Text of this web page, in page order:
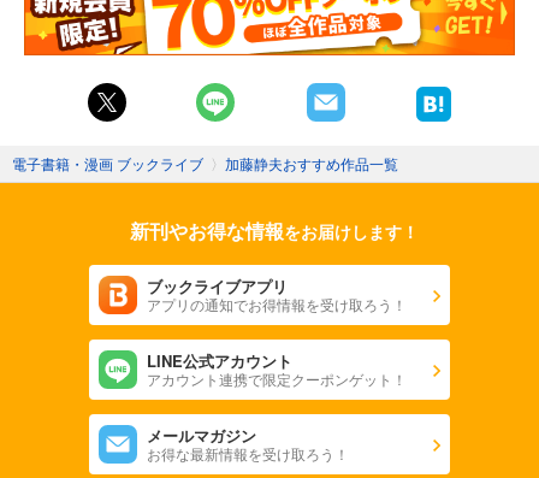
電子書籍・漫画 ブックライブ 〉 加藤静夫おすすめ作品一覧
新刊やお得な情報をお届けします！
ブックライブアプリ
アプリの通知でお得情報を受け取ろう！
LINE公式アカウント
アカウント連携で限定クーポンゲット！
メールマガジン
お得な最新情報を受け取ろう！